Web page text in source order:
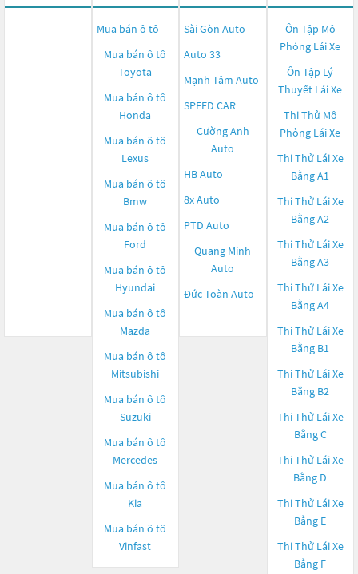
Mua bán ô tô
Mua bán ô tô
Toyota
Mua bán ô tô
Honda
Mua bán ô tô
Lexus
Mua bán ô tô
Bmw
Mua bán ô tô
Ford
Mua bán ô tô
Hyundai
Mua bán ô tô
Mazda
Mua bán ô tô
Mitsubishi
Mua bán ô tô
Suzuki
Mua bán ô tô
Mercedes
Mua bán ô tô
Kia
Mua bán ô tô
Vinfast
Sài Gòn Auto
Auto 33
Mạnh Tâm Auto
SPEED CAR
Cường Anh
Auto
HB Auto
8x Auto
PTD Auto
Quang Minh
Auto
Đức Toàn Auto
Ôn Tập Mô
Phỏng Lái Xe
Ôn Tập Lý
Thuyết Lái Xe
Thi Thử Mô
Phỏng Lái Xe
Thi Thử Lái Xe
Bằng A1
Thi Thử Lái Xe
Bằng A2
Thi Thử Lái Xe
Bằng A3
Thi Thử Lái Xe
Bằng A4
Thi Thử Lái Xe
Bằng B1
Thi Thử Lái Xe
Bằng B2
Thi Thử Lái Xe
Bằng C
Thi Thử Lái Xe
Bằng D
Thi Thử Lái Xe
Bằng E
Thi Thử Lái Xe
Bằng F